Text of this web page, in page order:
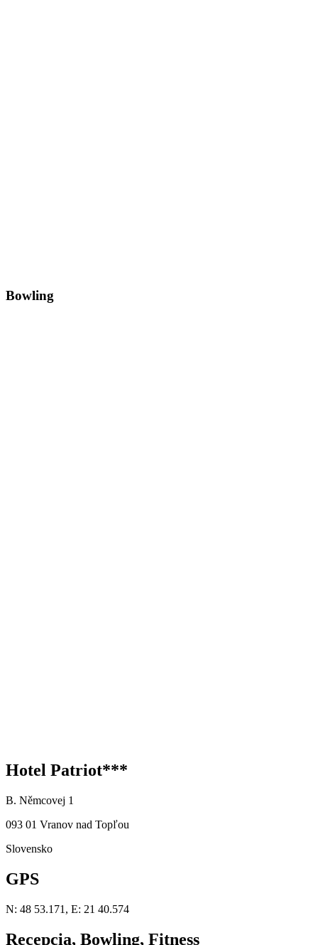
Bowling
Hotel Patriot***
B. Němcovej 1
093 01 Vranov nad Topľou
Slovensko
GPS
N: 48 53.171, E: 21 40.574
Recepcia, Bowling, Fitness